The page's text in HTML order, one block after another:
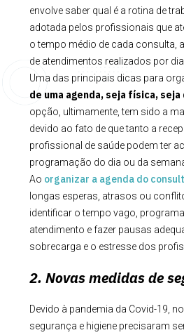
envolve saber qual é a rotina de
adotada pelos profissionais que
o tempo médio de cada consulta,
de atendimentos realizados por
Uma das principais dicas para
de uma agenda, seja física,
opção, ultimamente, tem sido a
devido ao fato de que tanto a
profissional de saúde podem ter
programação do dia ou da
Ao organizar a agenda do
longas esperas, atrasos ou
identificar o tempo vago,
atendimento e fazer pausas
sobrecarga e o estresse dos
2. Novas medidas de
Devido à pandemia da Covid-19,
segurança e higiene precisaram